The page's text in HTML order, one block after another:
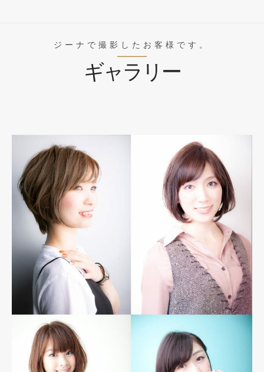
ジーナで撮影したお客様です。
ギャラリー